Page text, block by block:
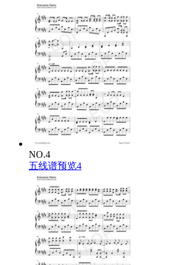
NO.4
五线谱预览4